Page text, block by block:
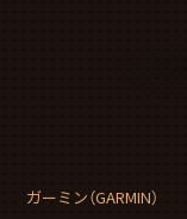
ガーミン（GARMIN）